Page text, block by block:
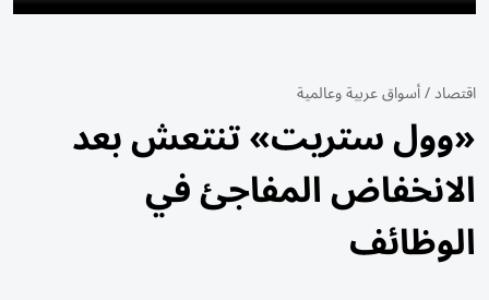
اقتصاد/أسواق عربية وعالمية
«وول ستريت» تنتعش بعد
الانخفاض المفاجئ في
الوظائف